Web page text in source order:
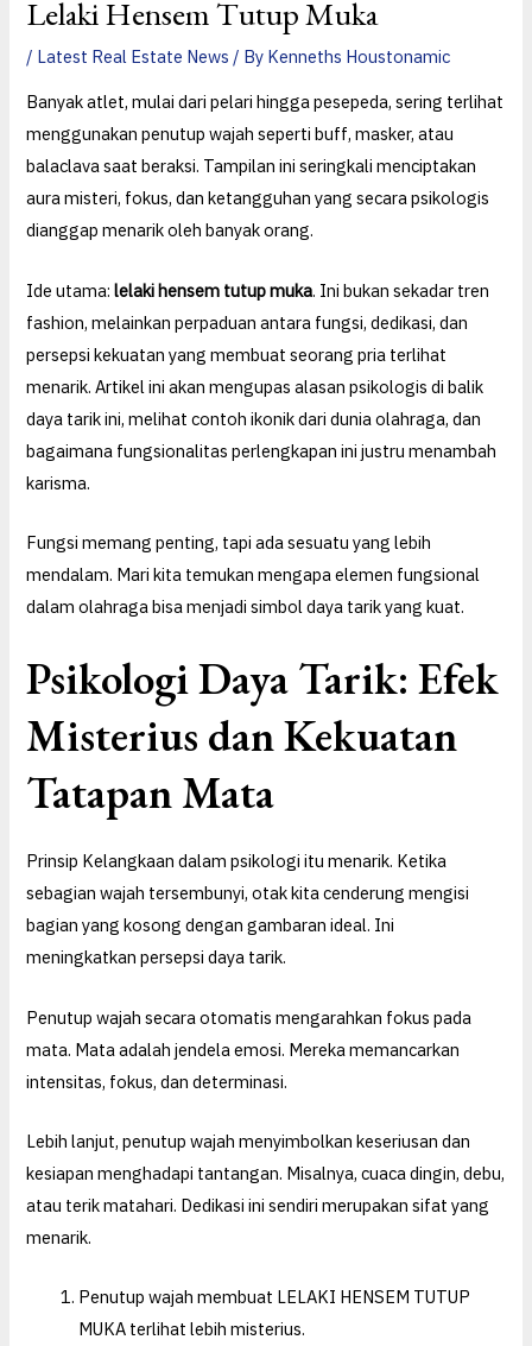
Lelaki Hensem Tutup Muka
/ Latest Real Estate News / By Kenneths Houstonamic
Banyak atlet, mulai dari pelari hingga pesepeda, sering terlihat
menggunakan penutup wajah seperti buff, masker, atau
balaclava saat beraksi. Tampilan ini seringkali menciptakan
aura misteri, fokus, dan ketangguhan yang secara psikologis
dianggap menarik oleh banyak orang.
Ide utama:lelaki hensem tutup muka. Ini bukan sekadar tren
fashion, melainkan perpaduan antara fungsi, dedikasi, dan
persepsi kekuatan yang membuat seorang pria terlihat
menarik. Artikel ini akan mengupas alasan psikologis di balik
daya tarik ini, melihat contoh ikonik dari dunia olahraga, dan
bagaimana fungsionalitas perlengkapan ini justru menambah
karisma.
Fungsi memang penting, tapi ada sesuatu yang lebih
mendalam. Mari kita temukan mengapa elemen fungsional
dalam olahraga bisa menjadi simbol daya tarik yang kuat.
Psikologi Daya Tarik: Efek
Misterius dan Kekuatan
Tatapan Mata
Prinsip Kelangkaan dalam psikologi itu menarik. Ketika
sebagian wajah tersembunyi, otak kita cenderung mengisi
bagian yang kosong dengan gambaran ideal. Ini
meningkatkan persepsi daya tarik.
Penutup wajah secara otomatis mengarahkan fokus pada
mata. Mata adalah jendela emosi. Mereka memancarkan
intensitas, fokus, dan determinasi.
Lebih lanjut, penutup wajah menyimbolkan keseriusan dan
kesiapan menghadapi tantangan. Misalnya, cuaca dingin, debu,
atau terik matahari. Dedikasi ini sendiri merupakan sifat yang
menarik.
Penutup wajah membuat LELAKI HENSEM TUTUP
MUKA terlihat lebih misterius.